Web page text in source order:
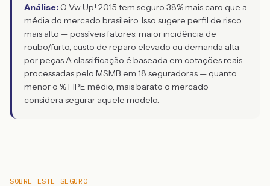
Análise: O Vw Up! 2015 tem seguro 38% mais caro que a
média do mercado brasileiro. Isso sugere perfil de risco
mais alto — possíveis fatores: maior incidência de
roubo/furto, custo de reparo elevado ou demanda alta
por peças.A classificação é baseada em cotações reais
processadas pelo MSMB em 18 seguradoras — quanto
menor o % FIPE médio, mais barato o mercado
considera segurar aquele modelo.
SOBRE ESTE SEGURO